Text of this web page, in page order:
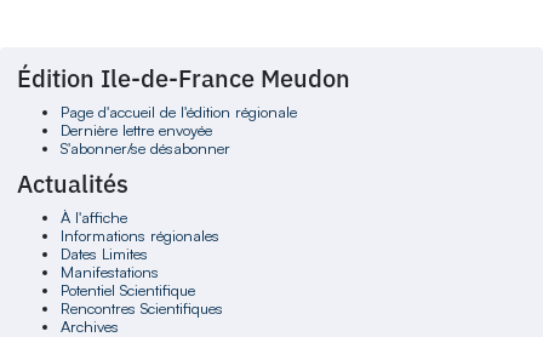
Édition Ile-de-France Meudon
Page d'accueil de l'édition régionale
Dernière lettre envoyée
S'abonner/se désabonner
Actualités
À l'affiche
Informations régionales
Dates Limites
Manifestations
Potentiel Scientifique
Rencontres Scientifiques
Archives